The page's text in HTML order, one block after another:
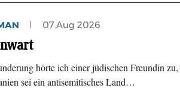
07.Aug 2026
hörte ich einer jüdischen Freundin
sei ein antisemitisches Land…